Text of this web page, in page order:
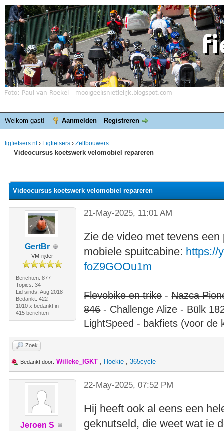
Welkom gast! Aanmelden Registreren
ligfietsers.nl › Ligfietsers › Zelfbouwers
Videocursus koetswerk velomobiel repareren
Videocursus koetswerk velomobiel repareren
GertBr
VM-rijder
Berichten: 877
Topics: 34
Lid sinds: Aug 2018
Bedankt: 422
1010 x bedankt in
415 berichten
21-May-2025, 11:01 AM
Zie de video met tevens
mobiele spuitcabine: https://
foZ9GOOu1m
Flevobike en trike-Nazca
846- Challenge Alize - Bülk
LightSpeed - bakfiets (voor de
Zoek
Bedankt door: Willeke_IGKT , Hoekie , 365cycle
Jeroen S
22-May-2025, 07:52 PM
Hij heeft ook al eens een
geknutseld, die weet wat ie